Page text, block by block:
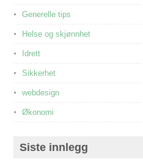
Generelle tips
Helse og skjønnhet
Idrett
Sikkerhet
webdesign
Økonomi
Siste innlegg